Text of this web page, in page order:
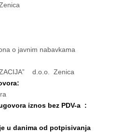
o javnim nabavkama
d.o.o. Zenica
iznos bez PDV-a :
u danima od potpisivanja